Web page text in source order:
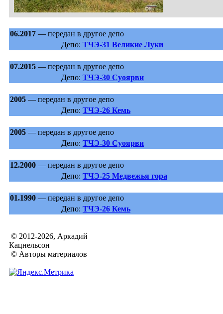
06.2017 — передан в другое депо
Депо: ТЧЭ-31 Великие Луки
07.2015 — передан в другое депо
Депо: ТЧЭ-30 Суоярви
2005 — передан в другое депо
Депо: ТЧЭ-26 Кемь
2005 — передан в другое депо
Депо: ТЧЭ-30 Суоярви
12.2000 — передан в другое депо
Депо: ТЧЭ-25 Медвежья гора
01.1990 — передан в другое депо
Депо: ТЧЭ-26 Кемь
© 2012-2026, Аркадий
Кацнельсон
© Авторы материалов